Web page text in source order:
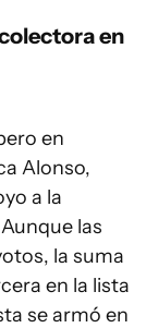
en
en
Alonso,
a la
las
la suma
en la lista
se armó en